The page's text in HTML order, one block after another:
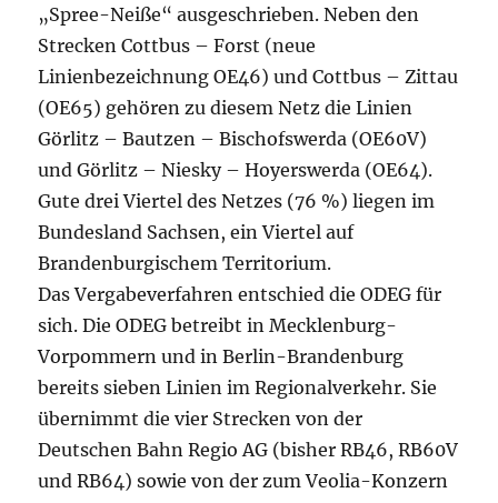
„Spree-Neiße“ ausgeschrieben. Neben den
Strecken Cottbus – Forst (neue
Linienbezeichnung OE46) und Cottbus – Zittau
(OE65) gehören zu diesem Netz die Linien
Görlitz – Bautzen – Bischofswerda (OE60V)
und Görlitz – Niesky – Hoyerswerda (OE64).
Gute drei Viertel des Netzes (76 %) liegen im
Bundesland Sachsen, ein Viertel auf
Brandenburgischem Territorium.
Das Vergabeverfahren entschied die ODEG für
sich. Die ODEG betreibt in Mecklenburg-
Vorpommern und in Berlin-Brandenburg
bereits sieben Linien im Regionalverkehr. Sie
übernimmt die vier Strecken von der
Deutschen Bahn Regio AG (bisher RB46, RB60V
und RB64) sowie von der zum Veolia-Konzern